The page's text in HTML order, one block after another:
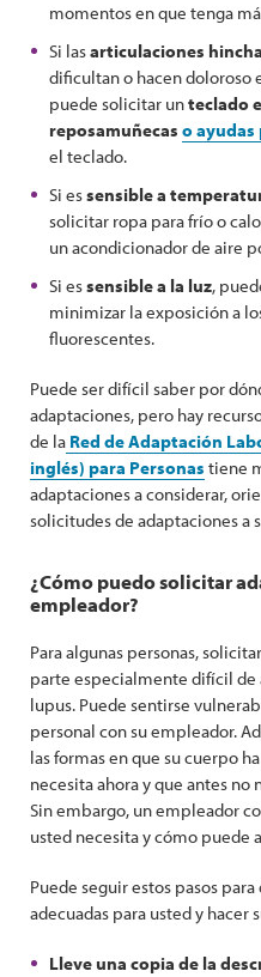
momentos en que tenga
Si lasarticulaciones
dificultan o hacen doloroso
puede solicitar unteclado
reposamuñecas o ayudas
el teclado.
Si essensible a
solicitar ropa para frío o
un acondicionador de aire
Si essensible a la luz,
minimizar la exposición a
fluorescentes.
Puede ser difícil saber por
adaptaciones, pero hay
de la Red de Adaptación
inglés) para Personas tiene
adaptaciones a considerar,
solicitudes de adaptaciones a
¿Cómo puedo solicitar
empleador?
Para algunas personas,
parte especialmente difícil de
lupus. Puede sentirse
personal con su empleador.
las formas en que su cuerpo
necesita ahora y que antes no
Sin embargo, un empleador
usted necesita y cómo puede
Puede seguir estos pasos
adecuadas para usted y hacer
Lleve una copia de la